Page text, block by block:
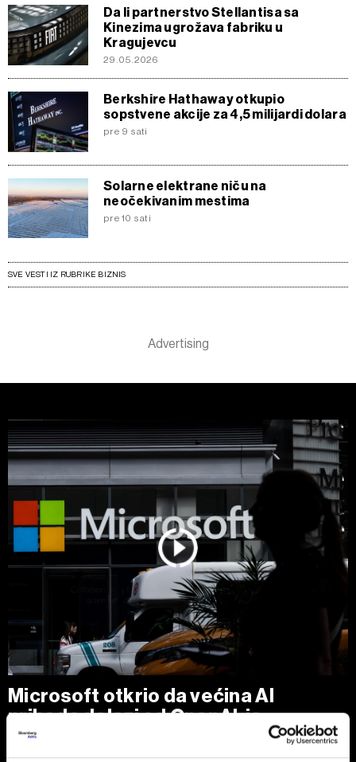
Da li partnerstvo Stellantisa sa
Kinezima ugrožava fabriku u
Kragujevcu
29.05.2026
Berkshire Hathaway otkupio
sopstvene akcije za 4,5 milijardi dolara
pre 9 sati
Solarne elektrane niču na
neočekivanim mestima
pre 10 sati
SVE VESTI IZ RUBRIKE BIZNIS
Microsoft otkrio da većina AI
prihoda dolazi od OpenAI-ja
OpenAI je u prethodnoj fiskalnoj godini doneo Microsoftu